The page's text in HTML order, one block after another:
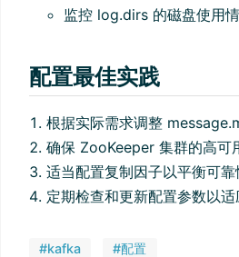
监控 log.dirs 的磁盘使用
配置最佳实践
根据实际需求调整
确保 ZooKeeper 集群的高可
适当配置复制因子以平衡可
定期检查和更新配置参数以
#kafka #配置